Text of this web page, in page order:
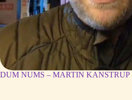
DUM NUMS – MARTIN KANSTRUP